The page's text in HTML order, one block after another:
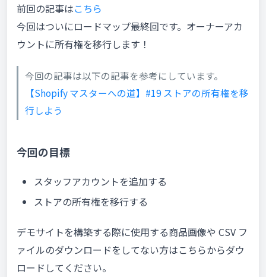
前回の記事はこちら
今回はついにロードマップ最終回です。オーナーアカ
ウントに所有権を移行します！
今回の記事は以下の記事を参考にしています。
【Shopify マスターへの道】#19 ストアの所有権を移
行しよう
今回の目標
スタッフアカウントを追加する
ストアの所有権を移行する
デモサイトを構築する際に使用する商品画像や CSV フ
ァイルのダウンロードをしてない方はこちらからダウ
ロードしてください。